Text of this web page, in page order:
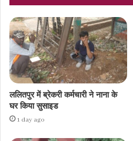
ललितपुर में ब्रेकरी कर्मचारी ने नाना के
घर किया सुसाइड
1 day ago